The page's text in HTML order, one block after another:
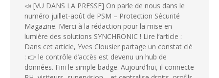
📣 [VU DANS LA PRESSE] On parle de nous dans le
numéro juillet-août de PSM – Protection Sécurité
Magazine. Merci à la rédaction pour la mise en
lumière des solutions SYNCHRONIC ! Lire l’article :
Dans cet article, Yves Clousier partage un constat clé
: 👉 le contrôle d’accès est devenu un hub de
données. Fini le simple badge. Aujourd’hui, il connecte